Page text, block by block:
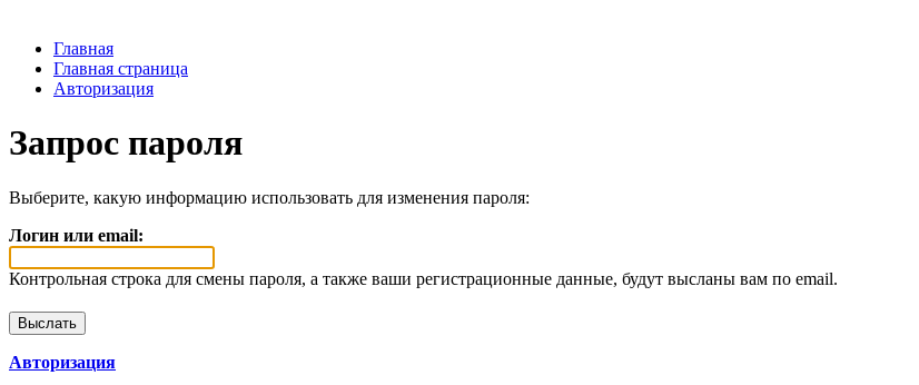
Главная
Главная страница
Авторизация
Запрос пароля
Выберите, какую информацию использовать для изменения пароля:
Логин или email:
Контрольная строка для смены пароля, а также ваши регистрационные данные, будут высланы вам по email.
Авторизация